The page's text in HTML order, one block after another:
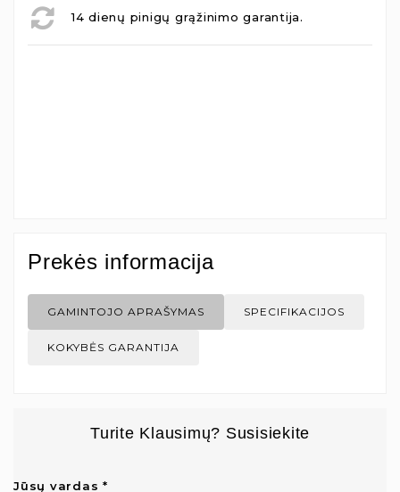
14 dienų pinigų grąžinimo garantija.
Prekės informacija
GAMINTOJO APRAŠYMAS SPECIFIKACIJOS
KOKYBĖS GARANTIJA
Turite Klausimų? Susisiekite
Jūsų vardas